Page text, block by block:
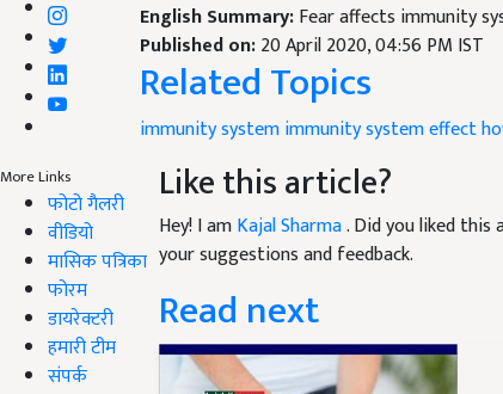
More Links
फोटो गैलरी
वीडियो
मासिक पत्रिका
फोरम
डायरेक्टरी
हमारी टीम
संपर्क
English Summary:Fear affects immunity
Published on:20 April 2020, 04:56 PM IST
Related Topics
immunity systemimmunity system effect
Like this article?
Hey! I amKajal Sharma. Did you liked
your suggestions and feedback.
Read next